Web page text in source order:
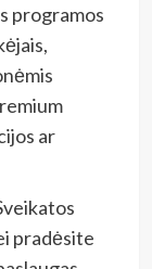
programos
ar
pradėsite